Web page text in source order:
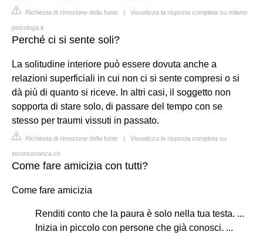
Richiesta di rimozione della fonte | Visualizza la risposta completa su milano-
psicologa.it
Perché ci si sente soli?
La solitudine interiore può essere dovuta anche a
relazioni superficiali in cui non ci si sente compresi o si
dà più di quanto si riceve. In altri casi, il soggetto non
sopporta di stare solo, di passare del tempo con se
stesso per traumi vissuti in passato.
Richiesta di rimozione della fonte | Visualizza la risposta completa su
inconsonanza.ch
Come fare amicizia con tutti?
Come fare amicizia
Renditi conto che la paura è solo nella tua testa. ...
Inizia in piccolo con persone che già conosci. ...